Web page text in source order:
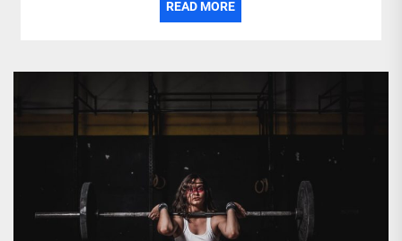
READ MORE